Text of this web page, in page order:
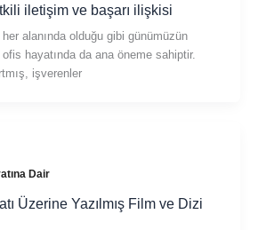
iletişim ve başarı ilişkisi
her alanında olduğu gibi günümüzün
hayatında da ana öneme sahiptir.
işverenler
Dair
Üzerine Yazılmış Film ve Dizi